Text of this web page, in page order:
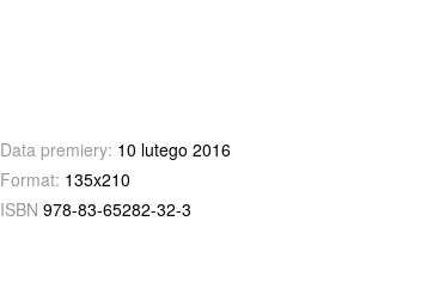
Data premiery: 10 lutego 2016
Format: 135x210
ISBN 978-83-65282-32-3